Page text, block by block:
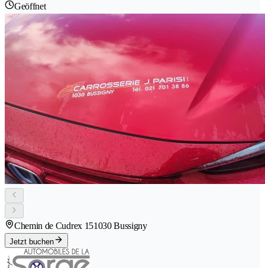
Geöffnet
Chemin de Cudrex 151030 Bussigny
Jetzt buchen